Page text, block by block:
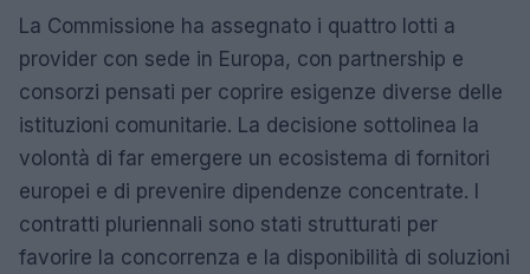
La Commissione ha assegnato i quattro lotti a
provider con sede in Europa, con partnership e
consorzi pensati per coprire esigenze diverse delle
istituzioni comunitarie. La decisione sottolinea la
volontà di far emergere un ecosistema di fornitori
europei e di prevenire dipendenze concentrate. I
contratti pluriennali sono stati strutturati per
favorire la concorrenza e la disponibilità di soluzioni